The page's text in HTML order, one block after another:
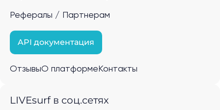
Рефералы / Партнерам
API документация
ОтзывыО платформе Контакты
LIVEsurf в соц.сетях